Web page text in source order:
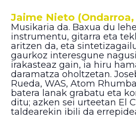
Jaime Nieto (Ondarroa,
Musikaria da. Baxua du
instrumentu, gitarra eta
aritzen da, eta
gaurkoz interesgune
irakasteaz gain, ia hiru
daramatza oholtzetan.
Rueda, WAS, Atom
batera lanak grabatu eta
ditu; azken sei urteetan El
taldearekin ibili da